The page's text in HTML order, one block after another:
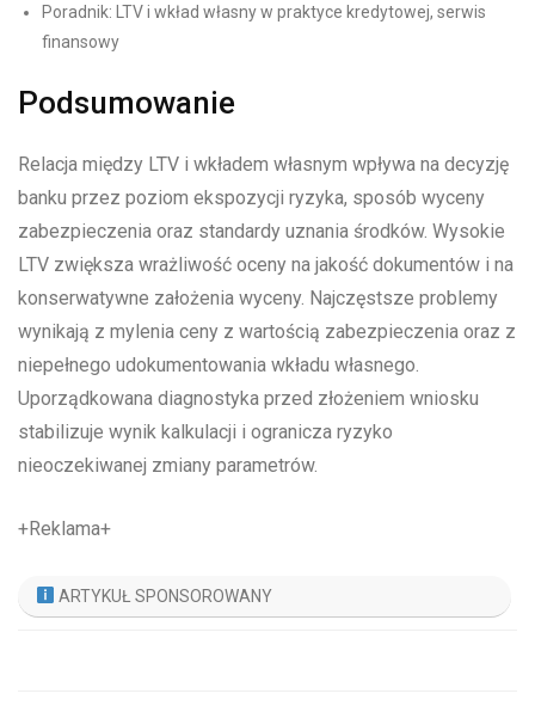
Poradnik: LTV i wkład własny w praktyce kredytowej, serwis
finansowy
Podsumowanie
Relacja między LTV i wkładem własnym wpływa na decyzję
banku przez poziom ekspozycji ryzyka, sposób wyceny
zabezpieczenia oraz standardy uznania środków. Wysokie
LTV zwiększa wrażliwość oceny na jakość dokumentów i na
konserwatywne założenia wyceny. Najczęstsze problemy
wynikają z mylenia ceny z wartością zabezpieczenia oraz z
niepełnego udokumentowania wkładu własnego.
Uporządkowana diagnostyka przed złożeniem wniosku
stabilizuje wynik kalkulacji i ogranicza ryzyko
nieoczekiwanej zmiany parametrów.
+Reklama+
ARTYKUŁ SPONSOROWANY